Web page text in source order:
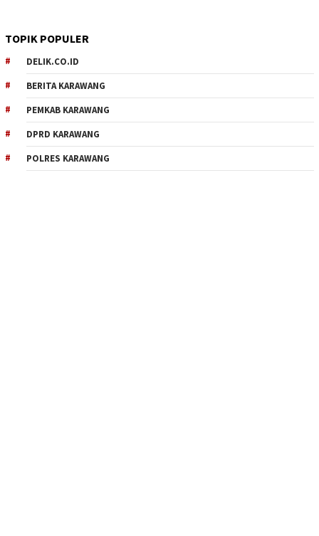
TOPIK POPULER
DELIK.CO.ID
BERITA KARAWANG
PEMKAB KARAWANG
DPRD KARAWANG
POLRES KARAWANG